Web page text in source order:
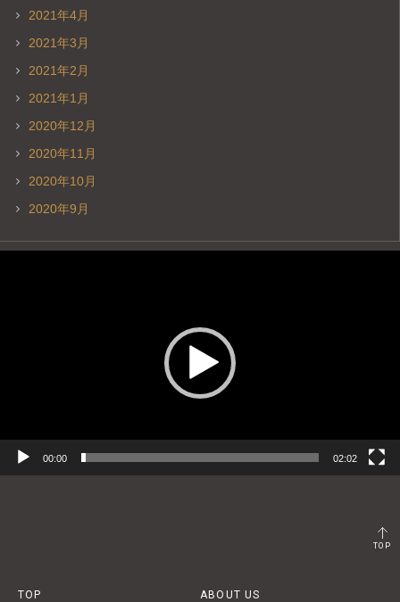
2021年4月
2021年3月
2021年2月
2021年1月
2020年12月
2020年11月
2020年10月
2020年9月
00:00 02:02
TOP
TOP ABOUT US